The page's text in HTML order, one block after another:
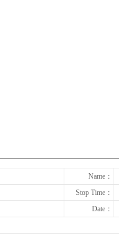
Name：
Stop Time：
Date：